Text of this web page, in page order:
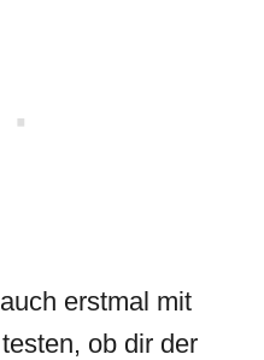
erstmal mit
testen, ob dir der